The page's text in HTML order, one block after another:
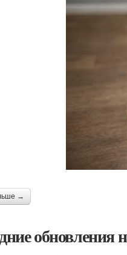
→
обновления